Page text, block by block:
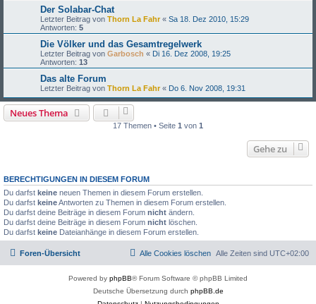
Der Solabar-Chat
Letzter Beitrag von Thorn La Fahr« Sa 18. Dez 2010, 15:29
Antworten: 5
Die Völker und das Gesamtregelwerk
Letzter Beitrag von Garbosch « Di 16. Dez 2008, 19:25
Antworten: 13
Das alte Forum
Letzter Beitrag von Thorn La Fahr« Do 6. Nov 2008, 19:31
Neues Thema
17 Themen • Seite 1 von 1
Gehe zu
BERECHTIGUNGEN IN DIESEM FORUM
Du darfst keine neuen Themen in diesem Forum erstellen.
Du darfst keineAntworten zu Themen in diesem Forum erstellen.
Du darfst deine Beiträge in diesem Forum nicht ändern.
Du darfst deine Beiträge in diesem Forum nicht löschen.
Du darfst keine Dateianhänge in diesem Forum erstellen.
Foren-Übersicht Alle Zeiten sind UTC+02:00
Alle Cookies löschen
Powered by phpBB® Forum Software © phpBB Limited
Deutsche Übersetzung durch phpBB.de